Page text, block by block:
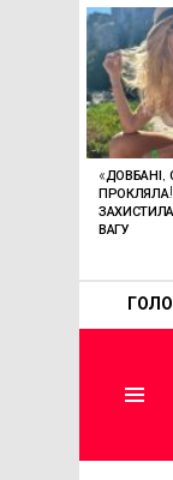
ОСТАННІ
СТАТТІ
«ДОВБАНІ,
ВАГУ